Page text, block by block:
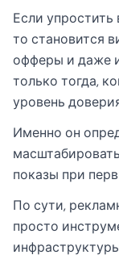
Если
то становится
офферы и даже
только тогда,
уровень
Именно он
показы при
По сути,
просто